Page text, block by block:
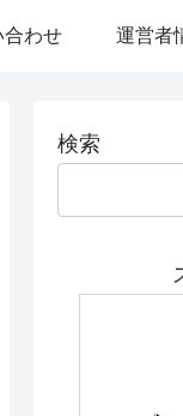
合わせ 運営者
検索